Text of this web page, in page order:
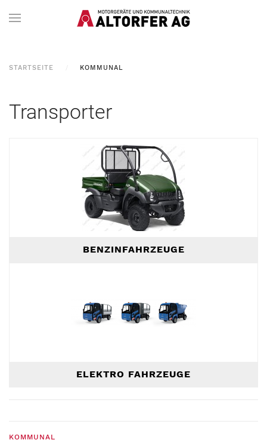
STARTSEITE KOMMUNAL
Transporter
BENZINFAHRZEUGE
ELEKTRO FAHRZEUGE
KOMMUNAL